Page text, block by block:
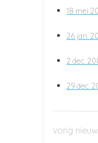
18 mei
26 jan.
2 dec.
29 dec.